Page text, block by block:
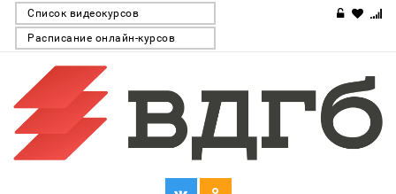
Список видеокурсов
Расписание онлайн-курсов